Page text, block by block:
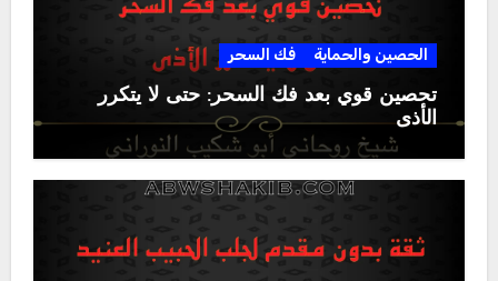
الحصين والحماية فك السحر
تحصين قوي بعد فك السحر: حتى لا يتكرر
الأذى